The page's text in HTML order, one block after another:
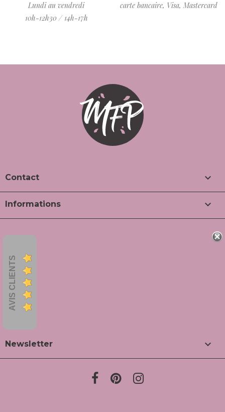
Lundi au vendredi
10h-12h30 / 14h-17h
carte bancaire, Visa, Mastercard
Contact 
Informations 
AVIS CLIENTS
Newsletter 